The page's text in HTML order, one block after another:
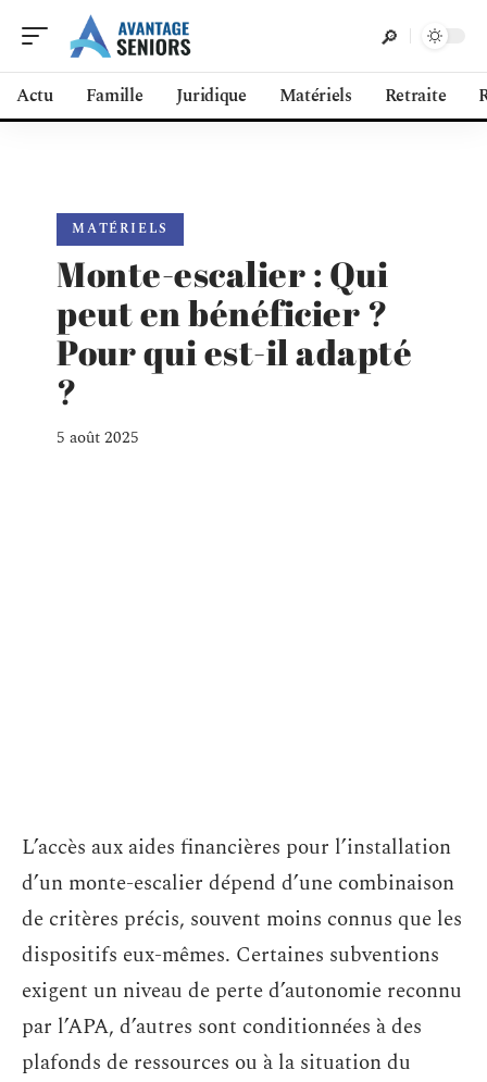
Actu Famille Juridique Matériels Retraite
MATÉRIELS
Monte-escalier : Qui
peut en bénéficier ?
Pour qui est-il adapté
?
5 août 2025
L’accès aux aides financières pour l’installation
d’un monte-escalier dépend d’une combinaison
de critères précis, souvent moins connus que les
dispositifs eux-mêmes. Certaines subventions
exigent un niveau de perte d’autonomie reconnu
par l’APA, d’autres sont conditionnées à des
plafonds de ressources ou à la situation du